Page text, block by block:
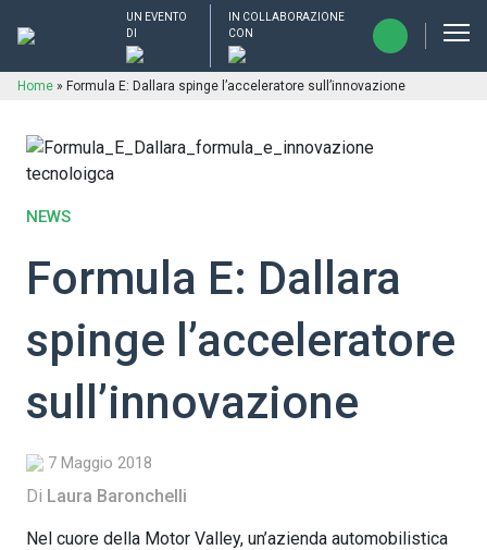
UN EVENTO
DI
IN COLLABORAZIONE
CON
Home » Formula E: Dallara spinge l’acceleratore sull’innovazione
NEWS
Formula E: Dallara
spinge l’acceleratore
sull’innovazione
7 Maggio 2018
Di Laura Baronchelli
Nel cuore della Motor Valley, un’azienda automobilistica